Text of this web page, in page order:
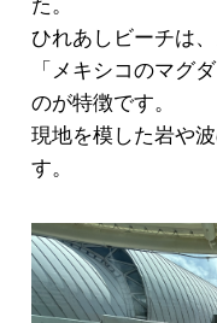
た。
ひれあしビーチは
「メキシコのマグ
のが特徴です。
現地を模した岩や
す。